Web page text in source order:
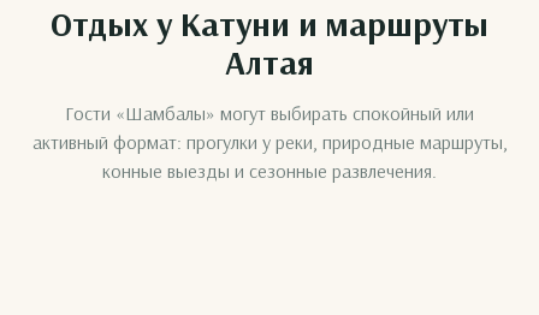
Отдых у Катуни и маршруты
Алтая
Гости «Шамбалы» могут выбирать спокойный или
активный формат: прогулки у реки, природные маршруты,
конные выезды и сезонные развлечения.
Конные
Полёт на